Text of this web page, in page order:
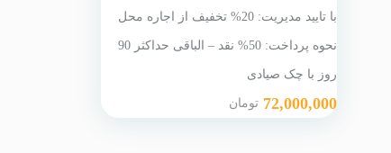
با تایید مدیریت: 20% تخفیف از اجاره محل
نحوه پرداخت: 50% نقد – الباقی حداکثر 90
روز با چک صیادی
72,000,000 تومان